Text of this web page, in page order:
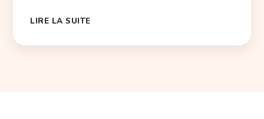
LIRE LA SUITE